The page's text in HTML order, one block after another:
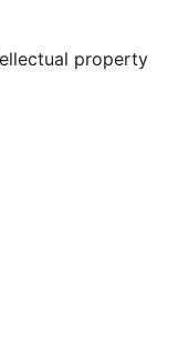
property